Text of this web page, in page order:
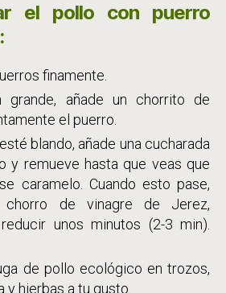
el pollo con puerro
finamente.
grande, añade un chorrito de
el puerro.
blando, añade una cucharada
y remueve hasta que veas que
caramelo. Cuando esto pase,
chorro de vinagre de Jerez,
unos minutos (2-3 min).
de pollo ecológico en trozos,
y hierbas a tu gusto.